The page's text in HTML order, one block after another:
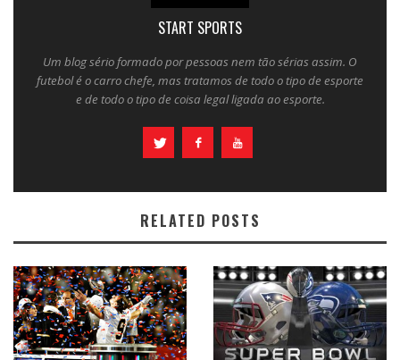
START SPORTS
Um blog sério formado por pessoas nem tão sérias assim. O
futebol é o carro chefe, mas tratamos de todo o tipo de esporte
e de todo o tipo de coisa legal ligada ao esporte.
RELATED POSTS